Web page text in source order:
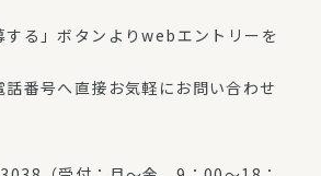
する」ボタンよりwebエントリーを
番号へ直接お気軽にお問い合わせ